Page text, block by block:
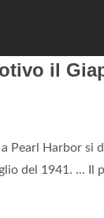
il
Pearl Harbor si
del 1941. ... Il